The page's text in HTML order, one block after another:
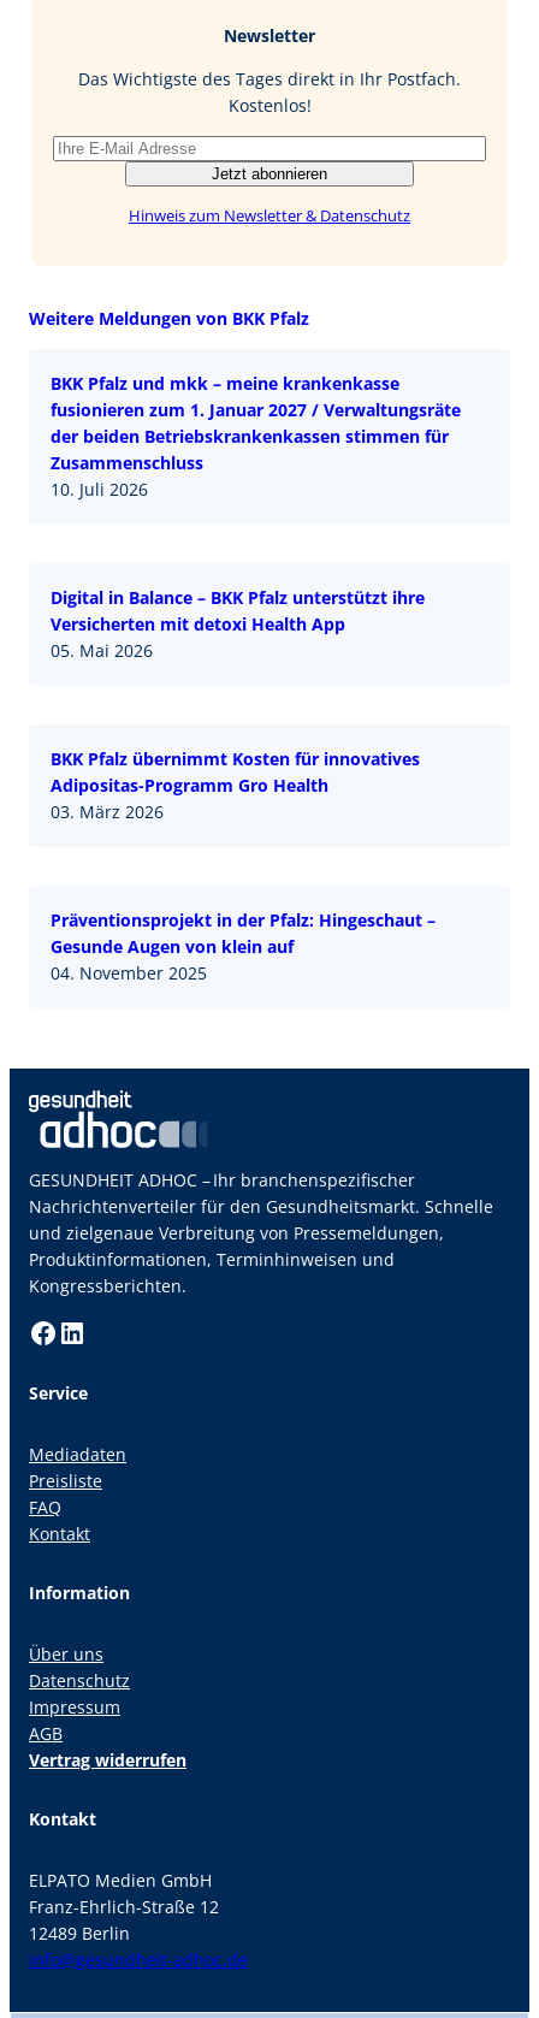
I
Newsletter
Das Wichtigste des Tages direkt in Ihr Postfach.
Kostenlos!
Jetzt abonnieren
Hinweis zum Newsletter & Datenschutz
Weitere Meldungen von BKK Pfalz
BKK Pfalz und mkk – meine krankenkasse
fusionieren zum 1. Januar 2027 / Verwaltungsräte
der beiden Betriebskrankenkassen stimmen für
Zusammenschluss
10. Juli 2026
Digital in Balance – BKK Pfalz unterstützt ihre
Versicherten mit detoxi Health App
05. Mai 2026
BKK Pfalz übernimmt Kosten für innovatives
Adipositas-Programm Gro Health
03. März 2026
Präventionsprojekt in der Pfalz: Hingeschaut –
Gesunde Augen von klein auf
04. November 2025
GESUNDHEIT ADHOC – Ihr branchenspezifischer
Nachrichtenverteiler für den Gesundheitsmarkt. Schnelle
und zielgenaue Verbreitung von Pressemeldungen,
Produktinformationen, Terminhinweisen und
Kongressberichten.
Facebook LinkedIn
Service
Mediadaten
Preisliste
FAQ
Kontakt
Information
Über uns
Datenschutz
Impressum
AGB
Vertrag widerrufen
Kontakt
ELPATO Medien GmbH
Franz-Ehrlich-Straße 12
12489 Berlin
info@gesundheit-adhoc.de